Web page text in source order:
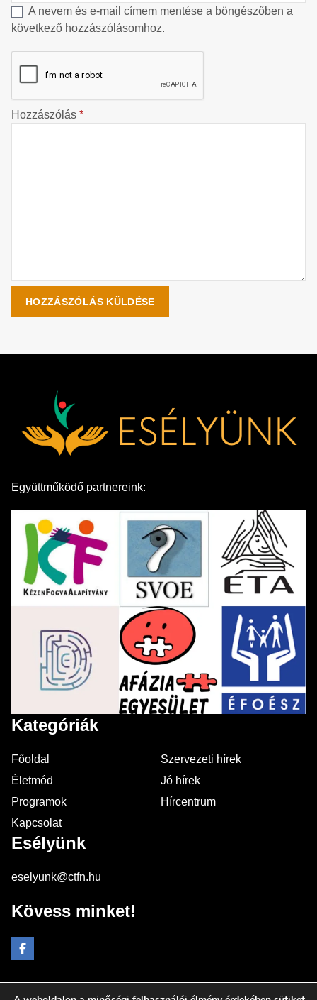
A nevem és e-mail címem mentése a böngészőben a
következő hozzászólásomhoz.
Hozzászólás *
Együttműködő partnereink:
Kategóriák
Főoldal
Szervezeti hírek
Életmód
Jó hírek
Programok
Hírcentrum
Kapcsolat
Esélyünk
eselyunk@ctfn.hu
Kövess minket!